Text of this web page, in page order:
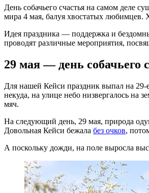
День собачьего счастья на самом деле
мира 4 мая, балуя хвостатых любимцев.
Идея праздника — поддержка и
проводят различные мероприятия,
29 мая — день собачьего
Для нашей Кейси праздник выпал на
некуда, на улице небо низвергалось на
мяч.
На следующий день, 29 мая, природа
Довольная Кейси бежала без очков,
А поскольку дожди, на поле выросла